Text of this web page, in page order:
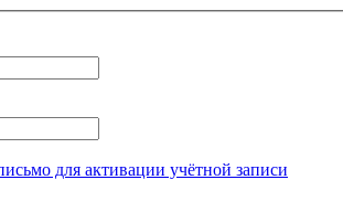
для активации учётной записи